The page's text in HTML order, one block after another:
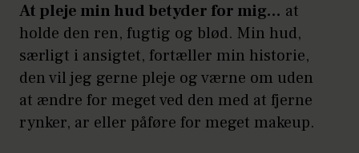
At pleje min hud betyder for mig… at
holde den ren, fugtig og blød. Min hud,
særligt i ansigtet, fortæller min historie,
den vil jeg gerne pleje og værne om uden
at ændre for meget ved den med at fjerne
rynker, ar eller påføre for meget makeup.